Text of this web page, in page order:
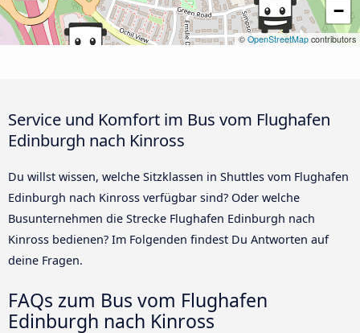
−
© OpenStreetMap contributors
Service und Komfort im Bus vom Flughafen
Edinburgh nach Kinross
Du willst wissen, welche Sitzklassen in Shuttles vom Flughafen
Edinburgh nach Kinross verfügbar sind? Oder welche
Busunternehmen die Strecke Flughafen Edinburgh nach
Kinross bedienen? Im Folgenden findest Du Antworten auf
deine Fragen.
FAQs zum Bus vom Flughafen
Edinburgh nach Kinross